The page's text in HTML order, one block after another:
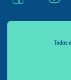
Todos